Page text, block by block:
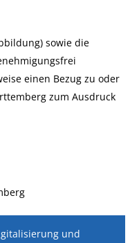
sowie die
einen Bezug zu oder
zum Ausdruck
und